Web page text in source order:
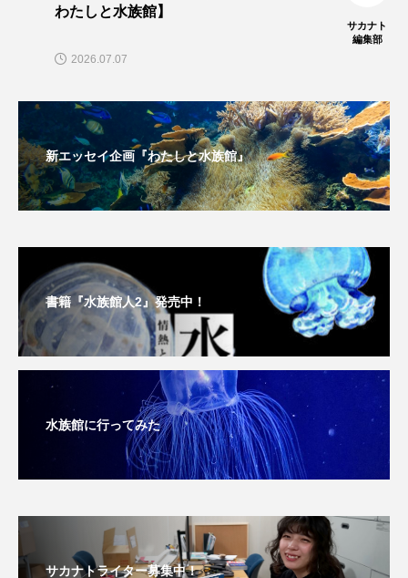
天然記念物 奈良県
宍道湖自然館ゴビウス 宮古島 寄生
寄生虫 対馬 寿司 小樽
屈斜路湖 岩手県 市場
市立しものせき水族館・海響館 干支 干潟
幻魚 幼体 幼生
広島もとまち水族館
微生物 採集 撮影 擬態 文化
料理 新海生物 新潟市
未利用魚 未来館 東京湾 栄養
わたしと水族館】
サカナト
編集部
2026.07.07
新エッセイ企画『わたしと水族館』
書籍『水族館人2』発売中！
水族館に行ってみた
サカナトライター募集中！